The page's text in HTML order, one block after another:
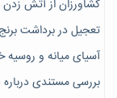
کشاورزان از آتش زدن
تعجیل در برداشت
آسیای میانه و روسیه
بررسی مستندی درباره